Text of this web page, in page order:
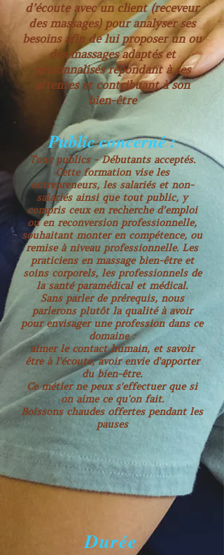
d’écoute avec un client (receveur
des massages) pour analyser ses
besoins afin de lui proposer un ou
des massages adaptés et
personnalisés répondant à ses
attentes et contribuant à son
bien-être
Public concerné :
Tous publics - Débutants acceptés.
Cette formation vise les
entrepreneurs, les salariés et non-
salariés ainsi que tout public, y
compris ceux en recherche d’emploi
ou en reconversion professionnelle,
souhaitant monter en compétence, ou
remise à niveau professionnelle. Les
praticiens en massage bien-être et
soins corporels, les professionnels de
la santé paramédical et médical.
Sans parler de prérequis, nous
parlerons plutôt la qualité à avoir
pour envisager une profession dans ce
domaine :
aimer le contact humain, et savoir
être à l'écoute, avoir envie d'apporter
du bien-être.
Ce métier ne peux s'effectuer que si
on aime ce qu'on fait.
Boissons chaudes offertes pendant les
pauses
Durée